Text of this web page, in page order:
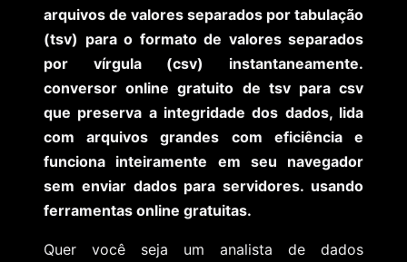
arquivos de valores separados por tabulação
(tsv) para o formato de valores separados
por vírgula (csv) instantaneamente.
conversor online gratuito de tsv para csv
que preserva a integridade dos dados, lida
com arquivos grandes com eficiência e
funciona inteiramente em seu navegador
sem enviar dados para servidores. usando
ferramentas online gratuitas.
Quer você seja um analista de dados